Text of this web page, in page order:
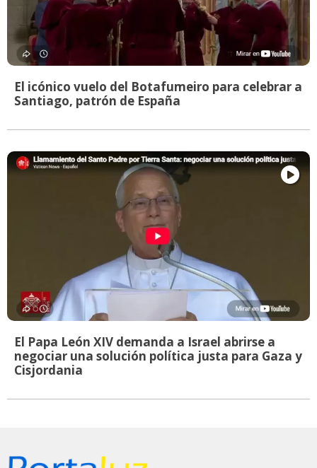
El icónico vuelo del Botafumeiro para celebrar a
Santiago, patrón de España
El Papa León XIV demanda a Israel abrirse a
negociar una solución política justa para Gaza y
Cisjordania